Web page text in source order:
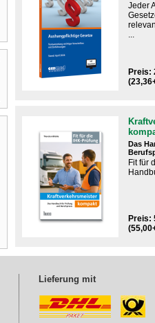
Jeder
...
Preis:
Das
Fit für
Preis:
Lieferung mit